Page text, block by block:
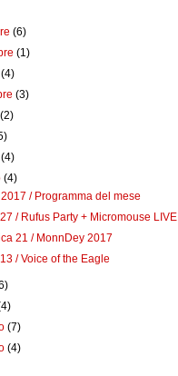
(6)
(1)
(4)
(3)
(2)
(4)
(4)
/ Programma del mese
/ Rufus Party + Micromouse LIVE
21 / MonnDey 2017
/ Voice of the Eagle
(7)
(4)